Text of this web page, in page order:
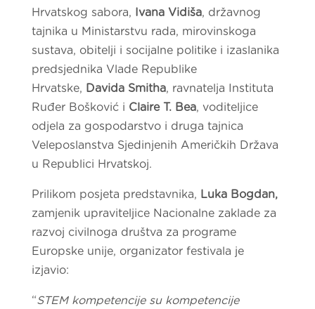
Hrvatskog sabora, Ivana Vidiša, državnog
tajnika u Ministarstvu rada, mirovinskoga
sustava, obitelji i socijalne politike i izaslanika
predsjednika Vlade Republike
Hrvatske, Davida Smitha, ravnatelja Instituta
Ruđer Bošković i Claire T. Bea, voditeljice
odjela za gospodarstvo i druga tajnica
Veleposlanstva Sjedinjenih Američkih Država
u Republici Hrvatskoj.
Prilikom posjeta predstavnika, Luka Bogdan,
zamjenik upraviteljice Nacionalne zaklade za
razvoj civilnoga društva za programe
Europske unije, organizator festivala je
izjavio:
“STEM kompetencije su kompetencije